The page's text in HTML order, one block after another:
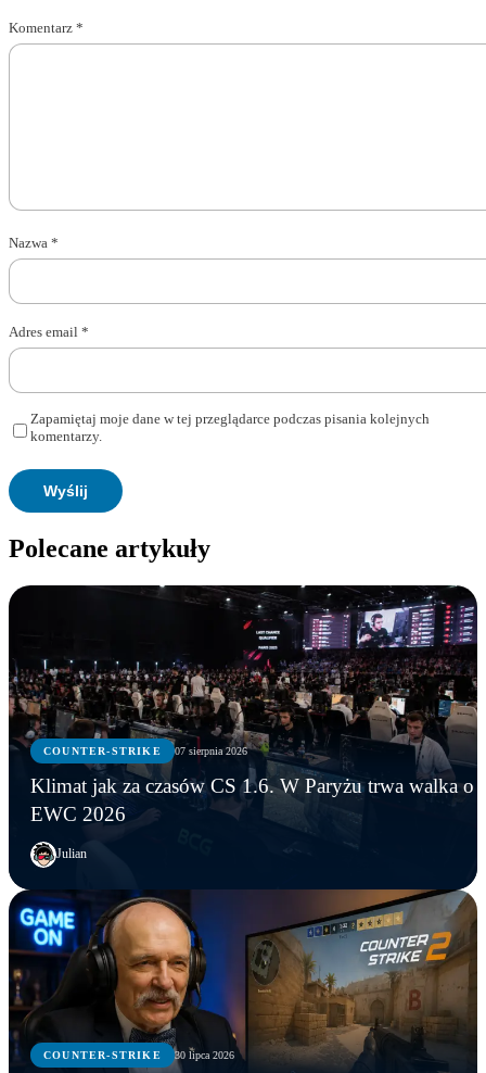
Komentarz *
Nazwa *
Adres email *
Zapamiętaj moje dane w tej przeglądarce podczas pisania kolejnych
komentarzy.
Polecane artykuły
COUNTER-STRIKE 07 sierpnia 2026
Klimat jak za czasów CS 1.6. W Paryżu trwa walka o
EWC 2026
Julian
COUNTER-STRIKE 30 lipca 2026